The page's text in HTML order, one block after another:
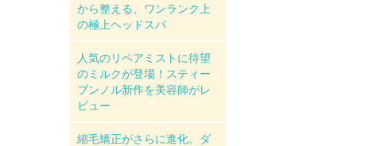
から整える、ワンランク上
の極上ヘッドスパ
人気のリペアミストに待望
のミルクが登場！スティー
ブンノル新作を美容師がレ
ビュー
縮毛矯正がさらに進化。ダ